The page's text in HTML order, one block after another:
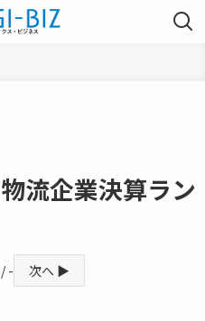
流企業決算ラン
- 次へ ▶